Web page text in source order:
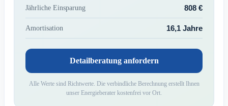
Jährliche Einsparung 808 €
Amortisation 16,1 Jahre
Detailberatung anfordern
Alle Werte sind Richtwerte. Die verbindliche Berechnung erstellt Ihnen
unser Energieberater kostenfrei vor Ort.